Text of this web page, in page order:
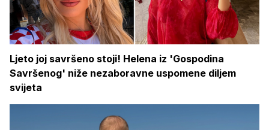
Ljeto joj savršeno stoji! Helena iz 'Gospodina
Savršenog' niže nezaboravne uspomene diljem
svijeta